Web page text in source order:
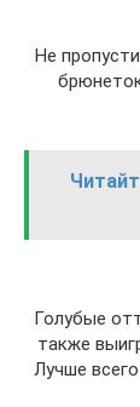
Не
Голубые
также
Лучше